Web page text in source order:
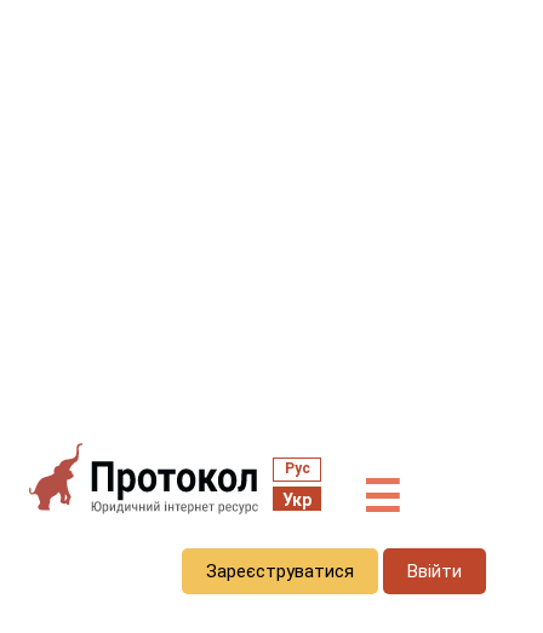
Рус
Укр ☰
Зареєструватися Ввійти